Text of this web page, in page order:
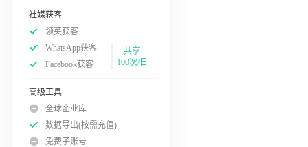
社媒获客
领英获客
WhatsApp获客
Facebook获客
共享
100次/日
高级工具
全球企业库
数据导出(按需充值)
免费子账号